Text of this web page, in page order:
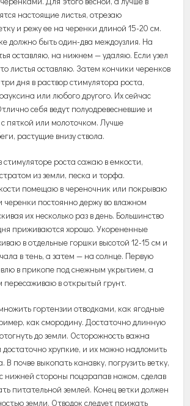
настоящие листья, отрезаю
и режу ее на черенки длиной 15-20 см.
должно быть один-два междоузлия. На
оставляю, на нижнем — удаляю. Если узел
листья оставляю. Затем кончики черенков
дня в раствор стимулятора роста,
или любого другого. Их сейчас
себя ведут полуодревесневшие и
пяткой или молоточком. Лучше
растущие внизу ствола.
стимуляторе роста сажаю в емкости,
из земли, песка и торфа.
помещаю в череночник или покрываю
постоянно держу во влажном
их несколько раз в день. Большинство
приживаются хорошо. Укорененные
в отдельные горшки высотой 12-15 см и
в тень, а затем — на солнце. Первую
в прикопе под снежным укрытием, а
в открытый грунт.
гортензии отводками, как ягодные
как смородину. Достаточно длинную
до земли. Осторожность важна
достаточно хрупкие, и их можно надломить
В почве выкопать канавку, погрузить ветку,
нижней стороны поцарапав ножом, сделав
питательной землей. Конец ветки должен
земли. Отводок следует прижать